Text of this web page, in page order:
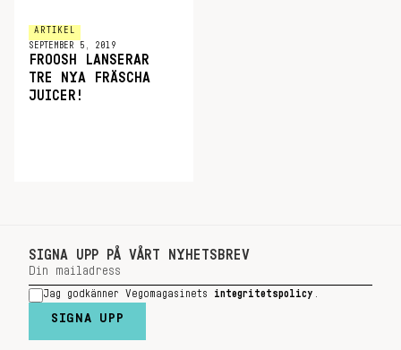
ARTIKEL
SEPTEMBER 5, 2019
FROOSH LANSERAR
TRE NYA FRÄSCHA
JUICER!
SIGNA UPP PÅ VÅRT NYHETSBREV
Jag godkänner Vegomagasinets integritetspolicy
SIGNA UPP